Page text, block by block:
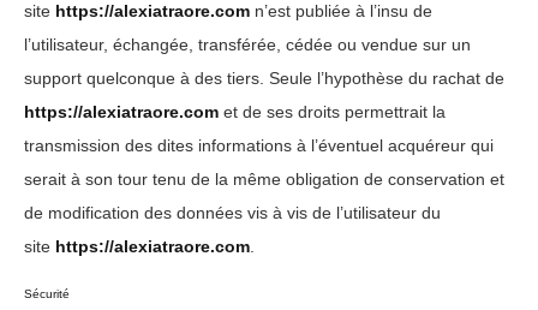
site https://alexiatraore.com n’est publiée à l’insu de
l’utilisateur, échangée, transférée, cédée ou vendue sur un
support quelconque à des tiers. Seule l’hypothèse du rachat de
https://alexiatraore.com et de ses droits permettrait la
transmission des dites informations à l’éventuel acquéreur qui
serait à son tour tenu de la même obligation de conservation et
de modification des données vis à vis de l’utilisateur du
site https://alexiatraore.com
Sécurité